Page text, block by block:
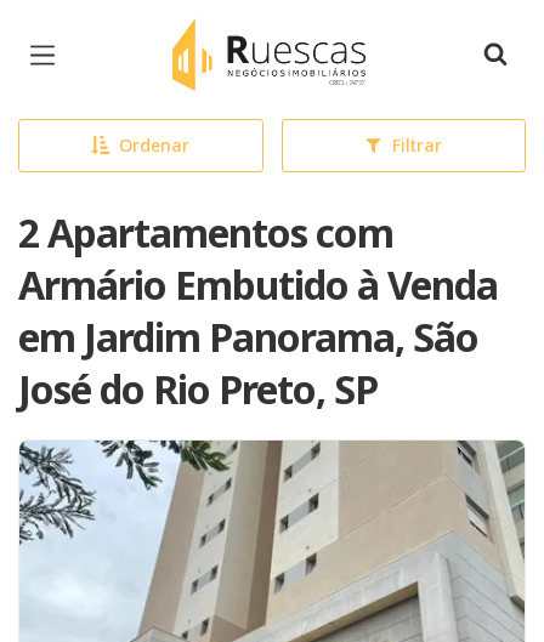
Página inicial
Ordenar Filtrar
2 Apartamentos com
Armário Embutido à Venda
em Jardim Panorama, São
José do Rio Preto, SP